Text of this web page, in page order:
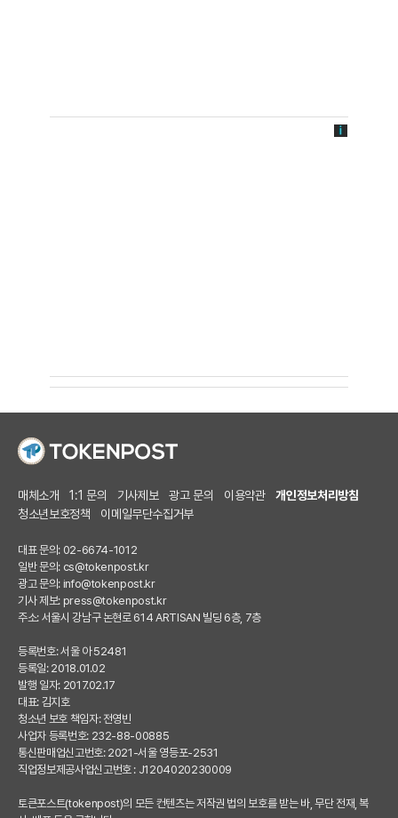
매체소개 1:1 문의 기사제보 광고 문의 이용약관
개인정보처리방침
청소년보호정책
이메일무단수집거부
대표 문의: 02-6674-1012
일반 문의: cs@tokenpost.kr
광고 문의: info@tokenpost.kr
기사 제보: press@tokenpost.kr
주소: 서울시 강남구 논현로 614 ARTISAN 빌딩 6층, 7층
등록번호: 서울 아 52481
등록일: 2018.01.02
발행 일자: 2017.02.17
대표: 김지호
청소년 보호 책임자: 전영빈
사업자 등록번호: 232-88-00885
통신판매업신고번호: 2021-서울 영등포-2531
직업정보제공사업신고번호 : J1204020230009
토큰포스트(tokenpost)의 모든 컨텐츠는 저작권 법의 보호를 받는 바, 무단 전재, 복